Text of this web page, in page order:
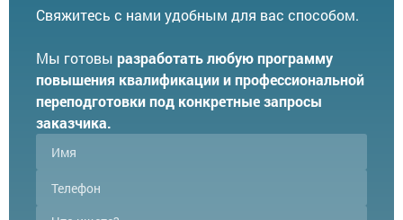
Свяжитесь с нами удобным для вас способом.
Мы готовы разработать любую программу
повышения квалификации и профессиональной
переподготовки под конкретные запросы
заказчика.